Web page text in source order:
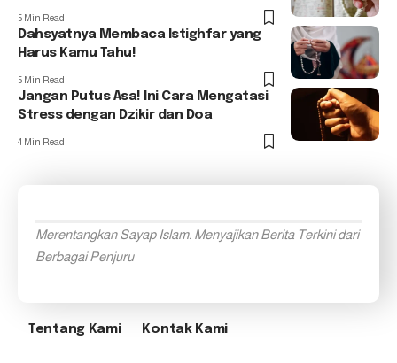
5 Min Read
Dahsyatnya Membaca Istighfar yang
Harus Kamu Tahu!
5 Min Read
Jangan Putus Asa! Ini Cara Mengatasi
Stress dengan Dzikir dan Doa
4 Min Read
Merentangkan Sayap Islam: Menyajikan Berita Terkini dari
Berbagai Penjuru
Tentang Kami Kontak Kami